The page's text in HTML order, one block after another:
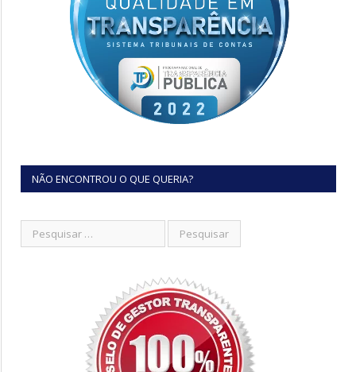
NÃO ENCONTROU O QUE QUERIA?